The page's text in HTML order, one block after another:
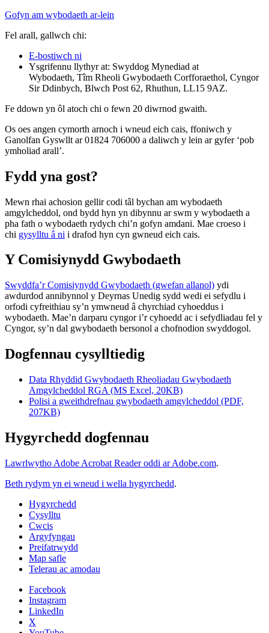
Gofyn am wybodaeth ar-lein
Fel arall, gallwch chi:
E-bostiwch ni
Ysgrifennu llythyr at: Swyddog Mynediad at
Wybodaeth, Tîm Rheoli Gwybodaeth Corfforaethol, Cyngor
Sir Ddinbych, Blwch Post 62, Rhuthun, LL15 9AZ.
Fe ddown yn ôl atoch chi o fewn 20 diwrnod gwaith.
Os oes angen cymorth arnoch i wneud eich cais, ffoniwch y
Ganolfan Gyswllt ar 01824 706000 a daliwch y lein ar gyfer ‘pob
ymholiad arall’.
Fydd yna gost?
Mewn rhai achosion gellir codi tâl bychan am wybodaeth
amgylcheddol, ond bydd hyn yn dibynnu ar swm y wybodaeth a
pha fath o wybodaeth rydych chi’n gofyn amdani. Mae croeso i
chi gysylltu â ni i drafod hyn cyn gwneud eich cais.
Y Comisiynydd Gwybodaeth
Swyddfa’r Comisiynydd Gwybodaeth (gwefan allanol) ydi
awdurdod annibynnol y Deyrnas Unedig sydd wedi ei sefydlu i
orfodi cyfreithiau sy’n ymwneud â chyrchiad cyhoeddus i
wybodaeth. Mae’n darparu cyngor i’r cyhoedd ac i sefydliadau fel y
Cyngor, sy’n dal gwybodaeth bersonol a chofnodion swyddogol.
Dogfennau cysylltiedig
Data Rhyddid Gwybodaeth Rheoliadau Gwybodaeth
Amgylcheddol RGA (MS Excel, 20KB)
Polisi a gweithdrefnau gwybodaeth amgylcheddol (PDF,
207KB)
Hygyrchedd dogfennau
Lawrlwytho Adobe Acrobat Reader oddi ar Adobe.com.
Beth rydym yn ei wneud i wella hygyrchedd.
Hygyrchedd
Cysylltu
Cwcis
Argyfyngau
Preifatrwydd
Map safle
Telerau ac amodau
Facebook
Instagram
LinkedIn
X